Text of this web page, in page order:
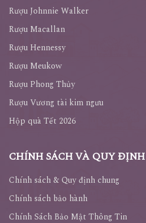
Rượu Johnnie Walker
Rượu Macallan
Rượu Hennessy
Rượu Meukow
Rượu Phong Thủy
Rượu Vương tài kim ngưu
Hộp quà Tết 2026
CHÍNH SÁCH VÀ QUY ĐỊNH
Chính sách & Quy định chung
Chính sách bảo hành
Chính Sách Bảo Mật Thông Tin